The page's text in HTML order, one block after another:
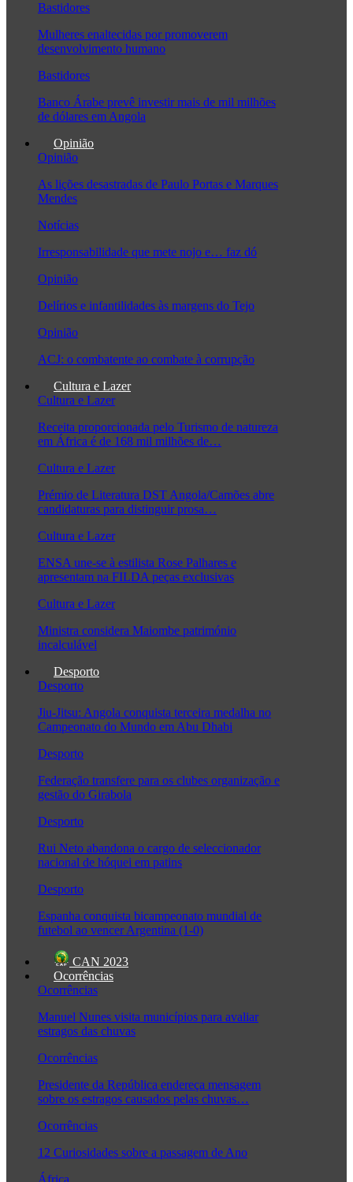
Bastidores
Mulheres enaltecidas por promoverem
desenvolvimento humano
Bastidores
Banco Árabe prevê investir mais de mil milhões
de dólares em Angola
Opinião
Opinião
As lições desastradas de Paulo Portas e Marques
Mendes
Notícias
Irresponsabilidade que mete nojo e… faz dó
Opinião
Delírios e infantilidades às margens do Tejo
Opinião
ACJ: o combatente ao combate à corrupção
Cultura e Lazer
Cultura e Lazer
Receita proporcionada pelo Turismo de natureza
em África é de 168 mil milhões de…
Cultura e Lazer
Prémio de Literatura DST Angola/Camões abre
candidaturas para distinguir prosa…
Cultura e Lazer
ENSA une-se à estilista Rose Palhares e
apresentam na FILDA peças exclusivas
Cultura e Lazer
Ministra considera Maiombe património
incalculável
Desporto
Desporto
Jiu-Jitsu: Angola conquista terceira medalha no
Campeonato do Mundo em Abu Dhabi
Desporto
Federação transfere para os clubes organização e
gestão do Girabola
Desporto
Rui Neto abandona o cargo de seleccionador
nacional de hóquei em patins
Desporto
Espanha conquista bicampeonato mundial de
futebol ao vencer Argentina (1-0)
CAN 2023
Ocorrências
Ocorrências
Manuel Nunes visita municípios para avaliar
estragos das chuvas
Ocorrências
Presidente da República endereça mensagem
sobre os estragos causados pelas chuvas…
Ocorrências
12 Curiosidades sobre a passagem de Ano
África